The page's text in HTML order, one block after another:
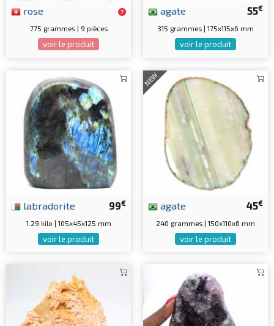
rose
775 grammes | 9 pièces
voir le produit
55€
agate
315 grammes | 175x115x6 mm
voir le produit
99€
labradorite
1.29 kilo | 105x45x125 mm
voir le produit
NEW
45€
agate
240 grammes | 150x110x6 mm
voir le produit